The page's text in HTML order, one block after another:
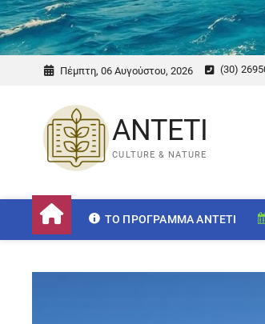
Πέμπτη, 06 Αυγούστου, 2026 (30)
ANTETI
CULTURE & NATURE
ΤΟ ΠΡΌΓΡΑΜΜΑ ANTETI